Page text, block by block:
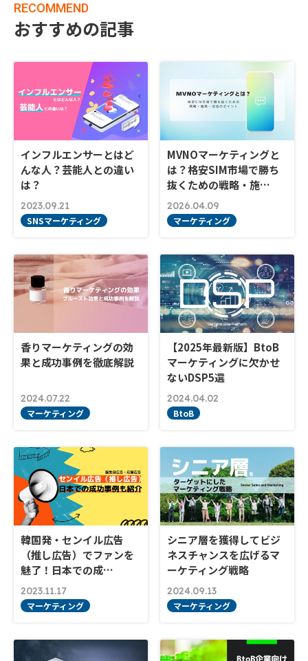
RECOMMEND
おすすめの記事
インフルエンサーとはど
んな人？芸能人との違い
は？
2023.09.21
SNSマーケティング
MVNOマーケティングと
は？格安SIM市場で勝ち
抜くための戦略・施…
2026.04.09
マーケティング
香りマーケティングの効
果と成功事例を徹底解説
2024.07.22
マーケティング
【2025年最新版】BtoB
マーケティングに欠かせ
ないDSP5選
2024.04.02
BtoB
韓国発・センイル広告
（推し広告）でファンを
魅了！日本での成…
2023.11.17
マーケティング
シニア層を獲得してビジ
ネスチャンスを広げるマ
ーケティング戦略
2024.09.13
マーケティング